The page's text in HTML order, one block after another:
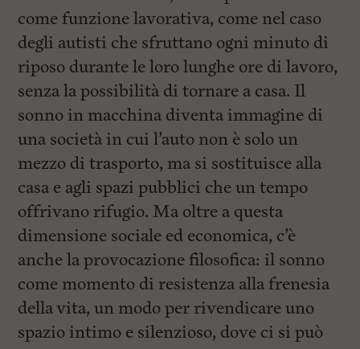
come funzione lavorativa, come nel caso
degli autisti che sfruttano ogni minuto di
riposo durante le loro lunghe ore di lavoro,
senza la possibilità di tornare a casa. Il
sonno in macchina diventa immagine di
una società in cui l’auto non è solo un
mezzo di trasporto, ma si sostituisce alla
casa e agli spazi pubblici che un tempo
offrivano rifugio. Ma oltre a questa
dimensione sociale ed economica, c’è
anche la provocazione filosofica: il sonno
come momento di resistenza alla frenesia
della vita, un modo per rivendicare uno
spazio intimo e silenzioso, dove ci si può